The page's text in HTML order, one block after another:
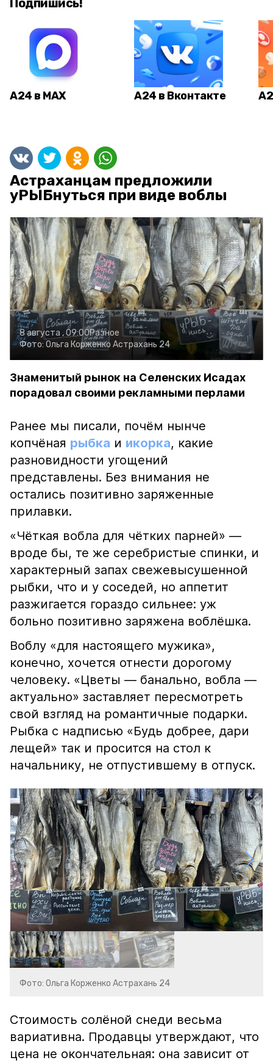
Подпишись!
А24 в MAX А24 в Вконтакте
Астраханцам предложили
уРЫБнуться при виде воблы
8 августа , 09:00Разное
Фото: Ольга Корженко Астрахань 24
Знаменитый рынок на Селенских Исадах
порадовал своими рекламными перлами
Ранее мы писали, почём нынче
копчёная рыбка и икорка, какие
разновидности угощений
представлены. Без внимания не
остались позитивно заряженные
прилавки.
«Чёткая вобла для чётких парней» —
вроде бы, те же серебристые спинки, и
характерный запах свежевысушенной
рыбки, что и у соседей, но аппетит
разжигается гораздо сильнее: уж
больно позитивно заряжена воблёшка.
Воблу «для настоящего мужика»,
конечно, хочется отнести дорогому
человеку. «Цветы — банально, вобла —
актуально» заставляет пересмотреть
свой взгляд на романтичные подарки.
Рыбка с надписью «Будь добрее, дари
лещей» так и просится на стол к
начальнику, не отпустившему в отпуск.
Фото: Ольга Корженко Астрахань 24
Стоимость солёной снеди весьма
вариативна. Продавцы утверждают, что
цена не окончательная: она зависит от